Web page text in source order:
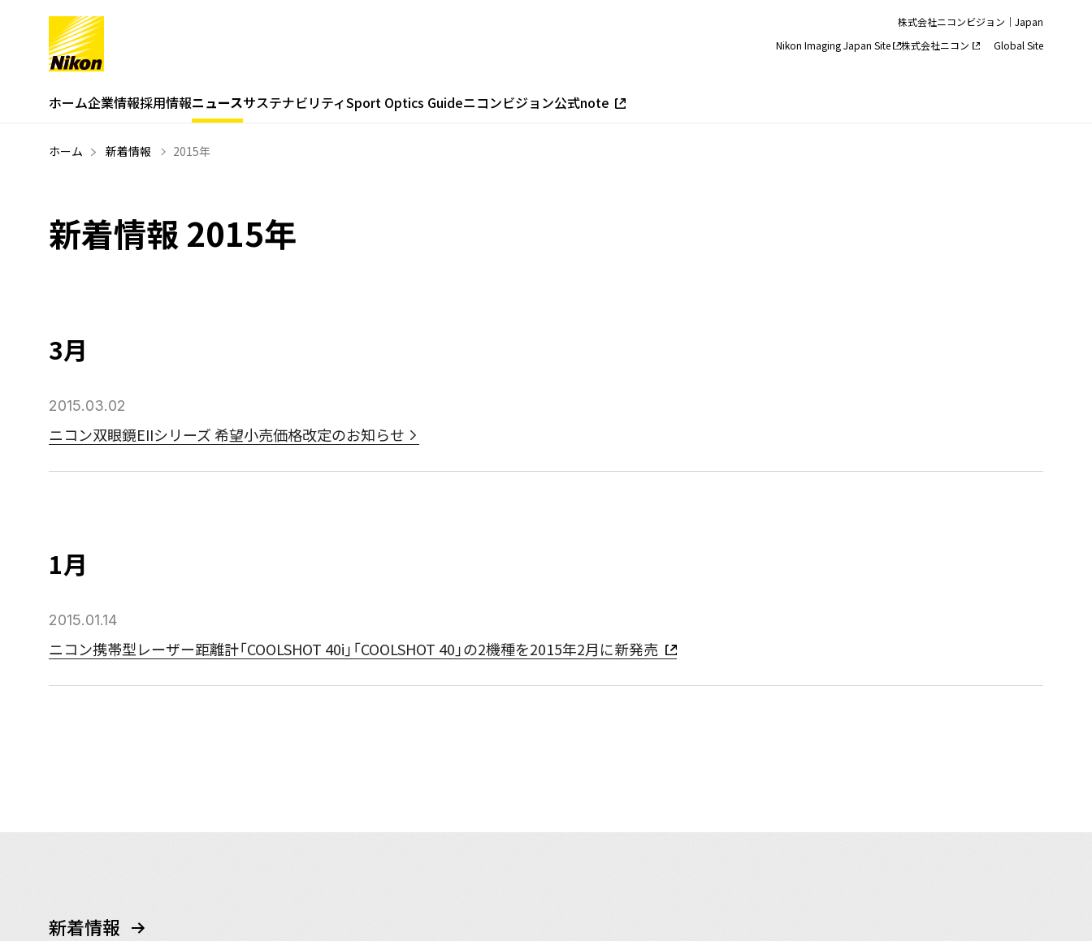
株式会社ニコンビジョン｜Japan
Nikon Imaging Japan Site
株式会社ニコン Global Site
ホーム企業情報
私たちのミッション
採用情報ニュースサステナビリティSport Optics Guideニコンビジョン公式note
ホーム 新着情報 2015年
新着情報 2015年
3月
2015.03.02
ニコン双眼鏡EIIシリーズ 希望小売価格改定のお知らせ
1月
2015.01.14
ニコン携帯型レーザー距離計「COOLSHOT 40i」「COOLSHOT 40」の2機種を2015年2月に新発売
新着情報